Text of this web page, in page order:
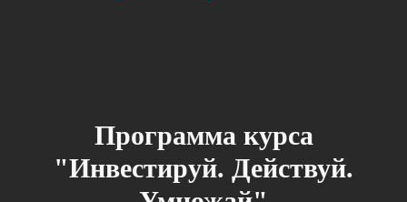
Программа курса
"Инвестируй. Действуй.